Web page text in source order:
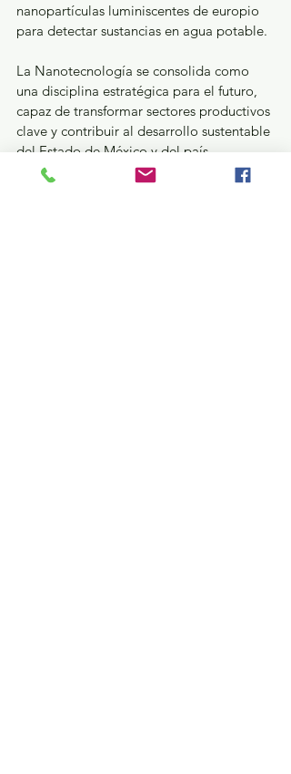
nanopartículas luminiscentes de europio
para detectar sustancias en agua potable.
La Nanotecnología se consolida como
una disciplina estratégica para el futuro,
capaz de transformar sectores productivos
clave y contribuir al desarrollo sustentable
del Estado de México y del país.
Educación y Cultura